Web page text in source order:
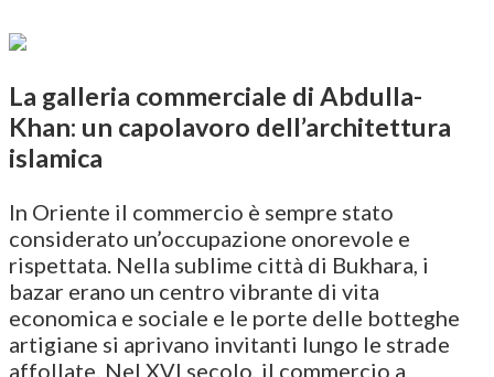
La galleria commerciale di Abdulla-
Khan: un capolavoro dell’architettura
islamica
In Oriente il commercio è sempre stato
considerato un’occupazione onorevole e
rispettata. Nella sublime città di Bukhara, i
bazar erano un centro vibrante di vita
economica e sociale e le porte delle botteghe
artigiane si aprivano invitanti lungo le strade
affollate. Nel XVI secolo, il commercio a